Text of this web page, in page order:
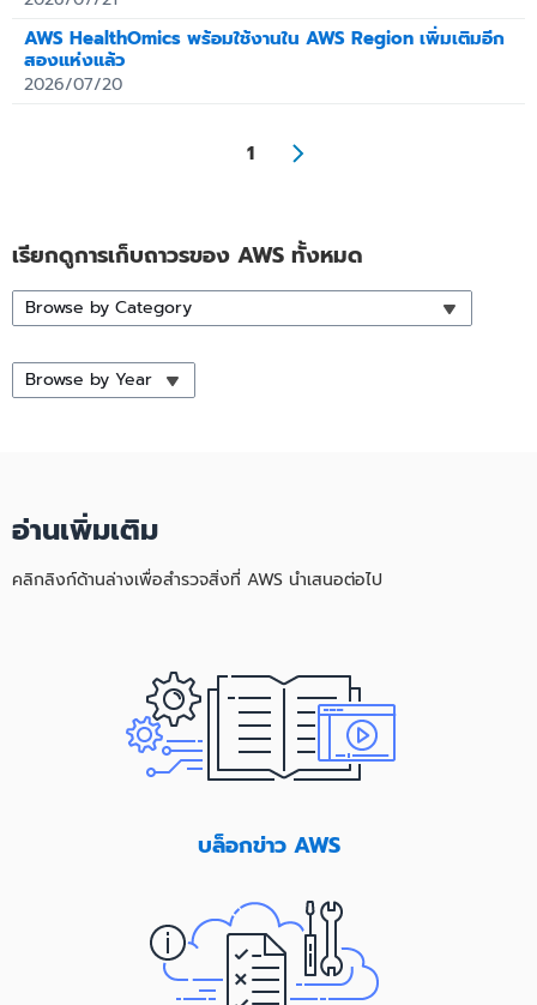
AWS HealthOmics พร้อมใช้งานใน AWS Region เพิ่มเติมอีก
สองแห่งแล้ว
2026/07/20
1
เรียกดูการเก็บถาวรของ AWS ทั้งหมด
Browse by Category
Browse by Year
อ่านเพิ่มเติม
คลิกลิงก์ด้านล่างเพื่อสำรวจสิ่งที่ AWS นำเสนอต่อไป
บล็อกข่าว AWS